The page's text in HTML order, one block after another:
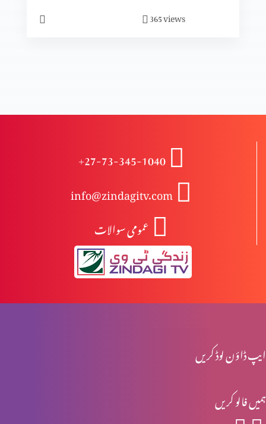
مگر مسیح کی قدرت سے زندہ، کیسے؟
جنت کی زمانت کیسے؟ اسلام اور مسیحیت
روزہ، علما اور کتب کی روشنی میں. Part 1
کیا (عیسٰی) مسیح کسی نبی کے امتی بن کر آئیں گے؟ Part 2
کیا (عیسٰی) مسیح کسی نبی کے امتی بن کر آئیں گے؟ Part 1
365views
+27-73-345-1040
info@zindagitv.com
عمومی سوالات
ایپ ڈاؤن لوڈ کریں
ہمیں فالو کریں